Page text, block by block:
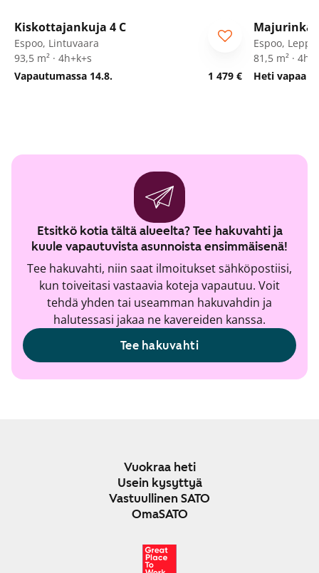
Kiskottajankuja 4 C
Espoo, Lintuvaara
93,5 m² · 4h+k+s
Vapautumassa 14.8.
1 479 €
Espoo,
81,5 m² ·
Heti vapaa
Etsitkö kotia tältä alueelta? Tee hakuvahti ja
kuule vapautuvista asunnoista ensimmäisenä!
Tee hakuvahti, niin saat ilmoitukset sähköpostiisi,
kun toiveitasi vastaavia koteja vapautuu. Voit
tehdä yhden tai useamman hakuvahdin ja
halutessasi jakaa ne kavereiden kanssa.
Tee hakuvahti
Vuokraa heti
Usein kysyttyä
Vastuullinen SATO
OmaSATO